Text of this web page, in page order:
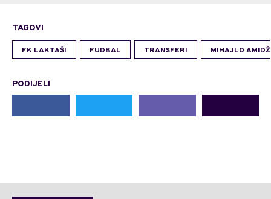
TAGOVI
FK LAKTAŠI FUDBAL TRANSFERI MIHAJLO
PODIJELI